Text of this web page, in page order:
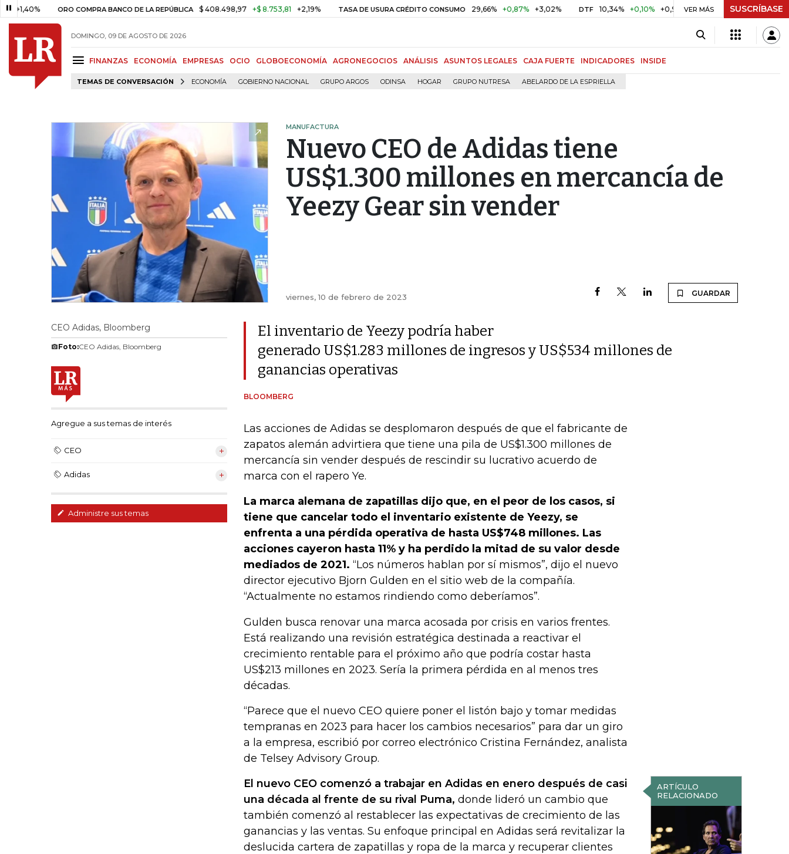
ORO COMPRA BANCO DE LA REPÚBLICA $ 408.498,97 +$ 8.753,81 +2,19% TASA DE USURA CRÉDITO CONSUMO 29,66% +0,87% +3,02% DTF 10,34% +0,10% +0,98% UVR $ 417,01 +$ 0,05 +0,01%
VER MÁS SUSCRÍBASE
DOMINGO, 09 DE AGOSTO DE 2026
FINANZAS ECONOMÍA EMPRESAS OCIO GLOBOECONOMÍA AGRONEGOCIOS ANÁLISIS ASUNTOS LEGALES CAJA FUERTE INDICADORES INSIDE
TEMAS DE CONVERSACIÓN ECONOMÍA GOBIERNO NACIONAL GRUPO ARGOS ODINSA HOGAR GRUPO NUTRESA ABELARDO DE LA ESPRIELLA
MANUFACTURA
Nuevo CEO de Adidas tiene
US$1.300 millones en mercancía de
Yeezy Gear sin vender
viernes, 10 de febrero de 2023 GUARDAR
CEO Adidas, Bloomberg
Foto:CEO Adidas, Bloomberg
Agregue a sus temas de interés
CEO
Adidas
Administre sus temas
El inventario de Yeezy podría haber
generado US$1.283 millones de ingresos y US$534 millones de
ganancias operativas
BLOOMBERG
Las acciones de Adidas se desplomaron después de que el fabricante de
zapatos alemán advirtiera que tiene una pila de US$1.300 millones de
mercancía sin vender después de rescindir su lucrativo acuerdo de
marca con el rapero Ye.
La marca alemana de zapatillas dijo que, en el peor de los casos, si
tiene que cancelar todo el inventario existente de Yeezy, se
enfrenta a una pérdida operativa de hasta US$748 millones. Las
acciones cayeron hasta 11% y ha perdido la mitad de su valor desde
mediados de 2021. “Los números hablan por sí mismos”, dijo el nuevo
director ejecutivo Bjorn Gulden en el sitio web de la compañía.
“Actualmente no estamos rindiendo como deberíamos”.
Gulden busca renovar una marca acosada por crisis en varios frentes.
Está realizando una revisión estratégica destinada a reactivar el
crecimiento rentable para el próximo año que podría costar hasta
US$213 millones en 2023. Sería la primera pérdida en al menos tres
décadas.
“Parece que el nuevo CEO quiere poner el listón bajo y tomar medidas
tempranas en 2023 para hacer los cambios necesarios” para dar un giro
a la empresa, escribió por correo electrónico Cristina Fernández, analista
de Telsey Advisory Group.
ARTÍCULO
RELACIONADO
El nuevo CEO comenzó a trabajar en Adidas en enero después de casi
una década al frente de su rival Puma, donde lideró un cambio que
también comenzó al restablecer las expectativas de crecimiento de las
ganancias y las ventas. Su enfoque principal en Adidas será revitalizar la
deslucida cartera de zapatillas y ropa de la marca y recuperar clientes